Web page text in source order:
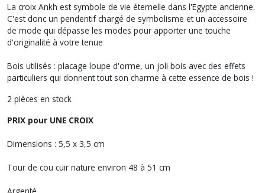
La croix Ankh est symbole de vie éternelle dans l'Egypte ancienne.
C'est donc un pendentif chargé de symbolisme et un accessoire
de mode qui dépasse les modes pour apporter une touche
d'originalité à votre tenue
Bois utilisés : placage loupe d'orme, un joli bois avec des effets
particuliers qui donnent tout son charme à cette essence de bois !
2 pièces en stock
PRIX pour UNE CROIX
Dimensions : 5,5 x 3,5 cm
Tour de cou cuir nature environ 48 à 51 cm
Argenté